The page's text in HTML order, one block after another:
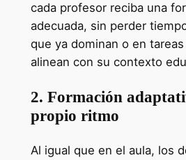
cada profesor reciba una
adecuada, sin perder
que ya dominan o en
alinean con su contexto
2. Formación
propio ritmo
Al igual que en el aula, los